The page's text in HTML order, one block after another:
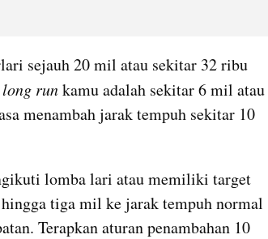
sejauh 20 mil atau sekitar 32 ribu
long run kamu adalah sekitar 6 mil atau
menambah jarak tempuh sekitar 10
lomba lari atau memiliki target
tiga mil ke jarak tempuh normal
Terapkan aturan penambahan 10